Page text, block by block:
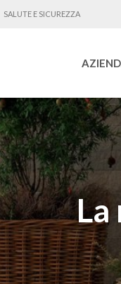
SALUTE E SICUREZZA
La